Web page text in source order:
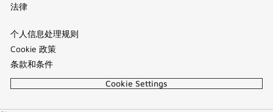
法律
个人信息处理规则
Cookie 政策
条款和条件
Cookie Settings